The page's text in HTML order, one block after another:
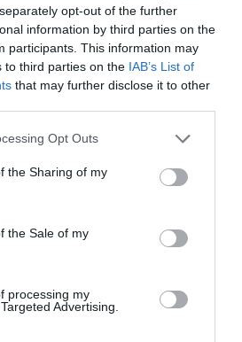
opt-out of the further
information by third parties on the
participants. This information may
to third parties on the IAB’s List of
that may further disclose it to other
Opt Outs
the Sharing of my
the Sale of my
processing my
Advertising.
votre voyage
km du point 1
1
6
10
10
10